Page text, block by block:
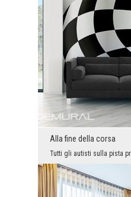
Alla fine della corsa